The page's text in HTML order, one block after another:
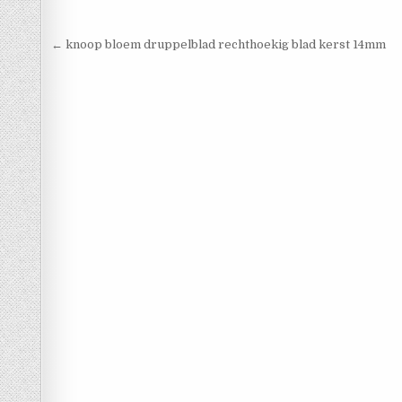
Berichtnavigatie
← knoop bloem druppelblad rechthoekig blad kerst 14mm